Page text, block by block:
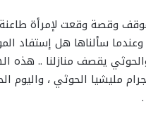
موقف وقصة وقعت لإمرأة
سألناها هل إستفاد
يقصف منازلنا .. هذه
مليشيا الحوثي ،